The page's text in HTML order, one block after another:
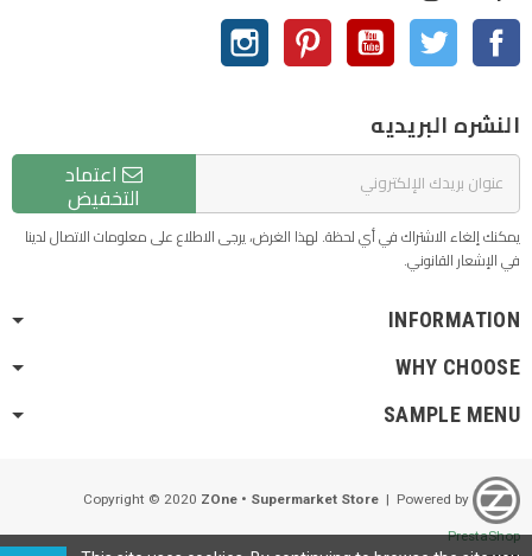
الفيسبوك تويتر يوتيوب بنترست
النشره البريديه
اعتماد
التخفيض
يمكنك إلغاء الاشتراك في أي لحظة. لهذا الغرض، يرجى الاطلاع على معلومات الاتصال لدينا
في الإشعار القانوني.
INFORMATION
WHY CHOOSE
SAMPLE MENU
ZOne • Supermarket Store | Powered by
PrestaShop